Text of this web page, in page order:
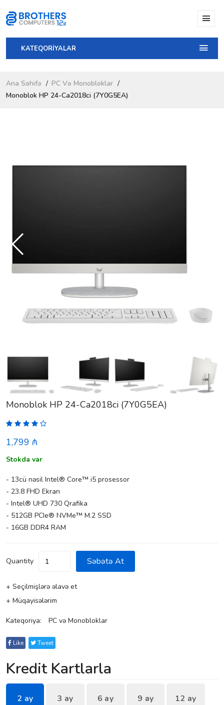
KATEQORİYALAR
Ana Səhifə
PC Və Monobloklar
Monoblok HP 24-Ca2018ci (7Y0G5EA)
Monoblok HP 24-Ca2018ci (7Y0G5EA)
1,799 ₼
Stokda var
- 13cü nəsil Intel® Core™ i5 prosessor
- 23.8 FHD Ekran
- Intel® UHD 730 Qrafika
- 512GB PCIe® NVMe™ M.2 SSD
- 16GB DDR4 RAM
Quantity Səbətə At
+ Seçilmişlərə əlavə et
+ Müqayisələrim
Kateqoriya: PC və Monobloklar
Like Tweet
Kredit Kartlarla
2 ay 3 ay 6 ay 9 ay 12 ay